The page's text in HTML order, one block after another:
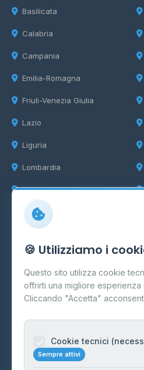
Basilicata
Calabria
Campania
Emilia-Romagna
Friuli-Venezia Giulia
Lazio
Liguria
Lombardia
Marche
Info
Cos'è il GPL
FAQ
Contatti
Informazioni legali
🍪 Utilizziamo i
Questo sito utilizza cookie
offrirti una migliore esperienza
Cliccando "Accetta"
Cookie tecnici
Sempre attivi